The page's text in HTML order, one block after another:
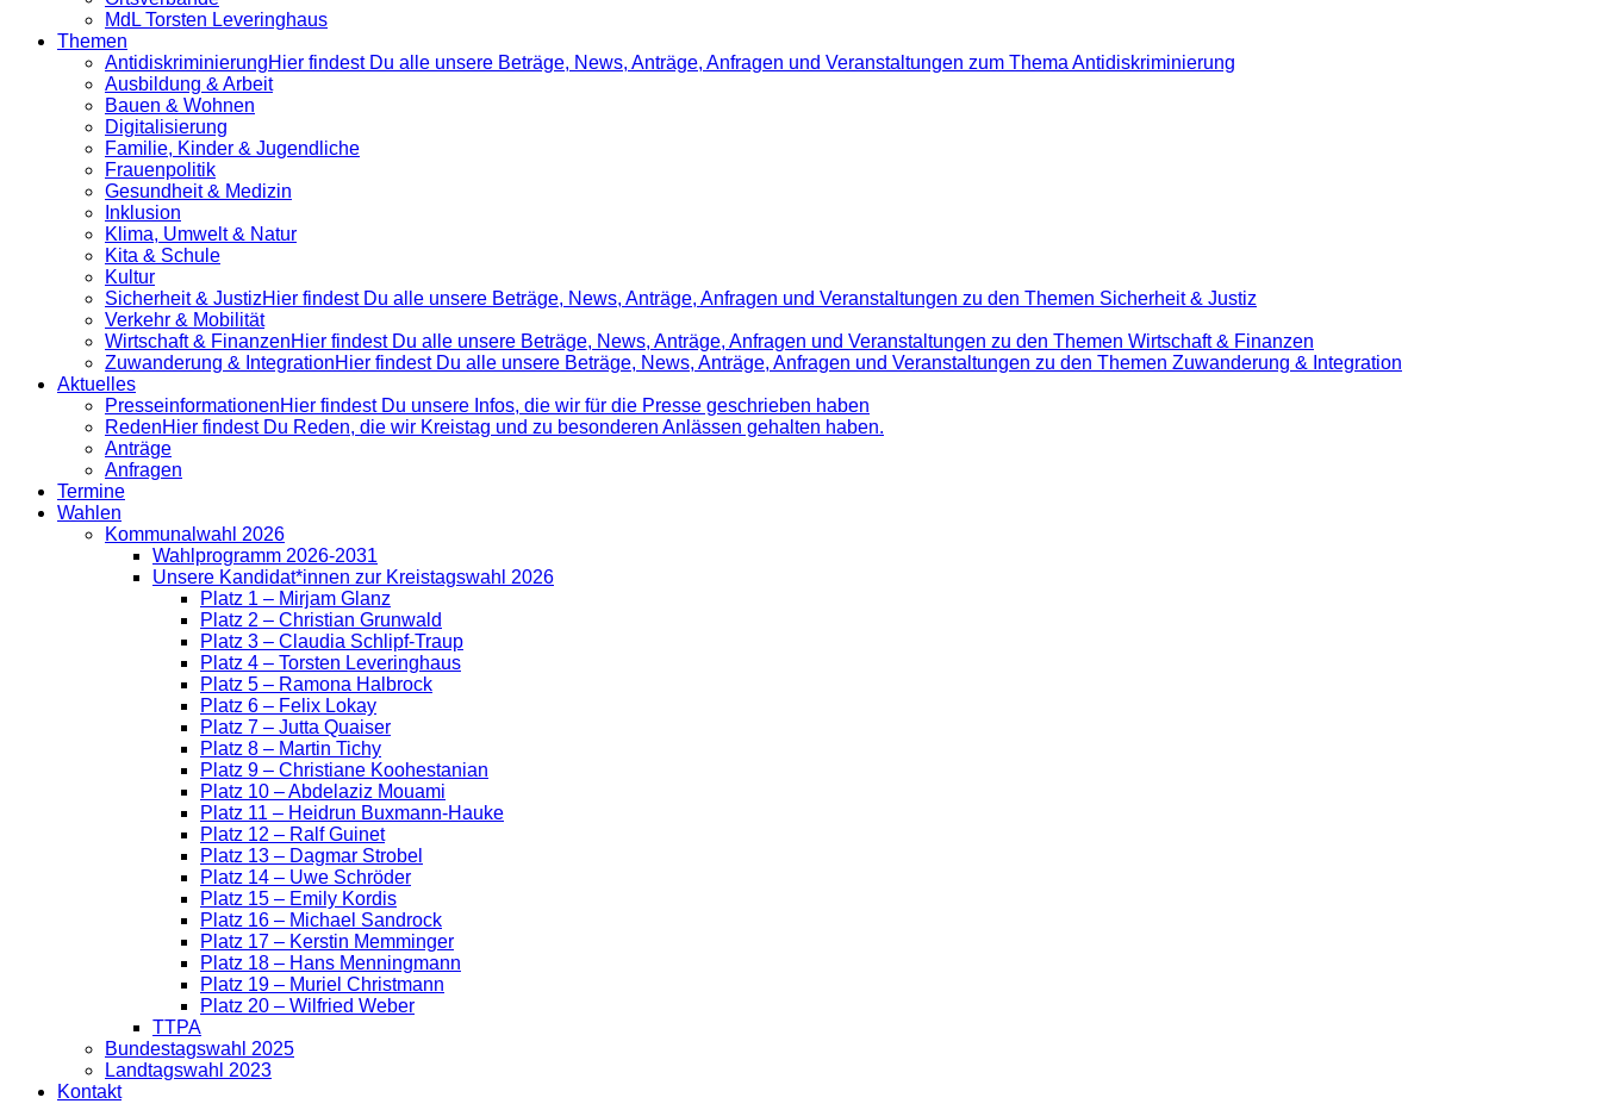
MdL Torsten Leveringhaus
Themen
Antidiskrimi­nierungHier findest Du alle unsere Beträge, News, Anträge, Anfragen und Veranstaltungen zum Thema Antidiskriminierung
Ausbildung & Arbeit
Bauen & Wohnen
Digitalisierung
Familie, Kinder & Jugendliche
Frauenpolitik
Gesundheit & Medizin
Inklusion
Klima, Umwelt & Natur
Kita & Schule
Kultur
Sicherheit & JustizHier findest Du alle unsere Beträge, News, Anträge, Anfragen und Veranstaltungen zu den Themen Sicherheit & Justiz
Verkehr & Mobilität
Wirtschaft & FinanzenHier findest Du alle unsere Beträge, News, Anträge, Anfragen und Veranstaltungen zu den Themen Wirtschaft & Finanzen
Zuwanderung & IntegrationHier findest Du alle unsere Beträge, News, Anträge, Anfragen und Veranstaltungen zu den Themen Zuwanderung & Integration
Aktuelles
Presse­informationenHier findest Du unsere Infos, die wir für die Presse geschrieben haben
RedenHier findest Du Reden, die wir Kreistag und zu besonderen Anlässen gehalten haben.
Anträge
Anfragen
Termine
Wahlen
Kommunalwahl 2026
Wahlprogramm 2026-2031
Unsere Kandidat*innen zur Kreistagswahl 2026
Platz 1 – Mirjam Glanz
Platz 2 – Christian Grunwald
Platz 3 – Claudia Schlipf-Traup
Platz 4 – Torsten Leveringhaus
Platz 5 – Ramona Halbrock
Platz 6 – Felix Lokay
Platz 7 – Jutta Quaiser
Platz 8 – Martin Tichy
Platz 9 – Christiane Koohestanian
Platz 10 – Abdelaziz Mouami
Platz 11 – Heidrun Buxmann-Hauke
Platz 12 – Ralf Guinet
Platz 13 – Dagmar Strobel
Platz 14 – Uwe Schröder
Platz 15 – Emily Kordis
Platz 16 – Michael Sandrock
Platz 17 – Kerstin Memminger
Platz 18 – Hans Menningmann
Platz 19 – Muriel Christmann
Platz 20 – Wilfried Weber
TTPA
Bundestagswahl 2025
Landtagswahl 2023
Kontakt